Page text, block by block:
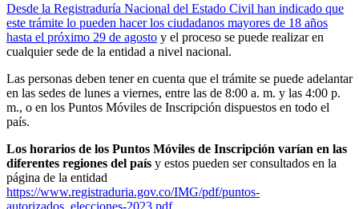
Desde la Registraduría Nacional del Estado Civil han indicado que
este trámite lo pueden hacer los ciudadanos mayores de 18 años
hasta el próximo 29 de agosto y el proceso se puede realizar en
cualquier sede de la entidad a nivel nacional.
Las personas deben tener en cuenta que el trámite se puede adelantar
en las sedes de lunes a viernes, entre las de 8:00 a. m. y las 4:00 p.
m., o en los Puntos Móviles de Inscripción dispuestos en todo el
país.
Los horarios de los Puntos Móviles de Inscripción varían en las
diferentes regiones del país y estos pueden ser consultados en la
página de la entidad
https://www.registraduria.gov.co/IMG/pdf/puntos-
autorizados_elecciones-2023.pdf